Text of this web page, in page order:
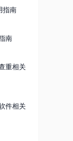
指南
南
重相关
件相关